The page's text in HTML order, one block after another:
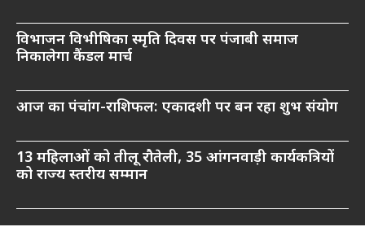
विभाजन विभीषिका स्मृति दिवस पर पंजाबी समाज
निकालेगा कैंडल मार्च
आज का पंचांग-राशिफल: एकादशी पर बन रहा शुभ संयोग
13 महिलाओं को तीलू रौतेली, 35 आंगनवाड़ी कार्यकत्रियों
को राज्य स्तरीय सम्मान